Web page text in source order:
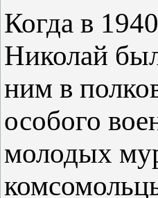
Когда в
Николай
ним в
особого
молодых